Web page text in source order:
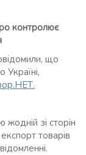
контролює
що
Україні,
зі сторін
товарів